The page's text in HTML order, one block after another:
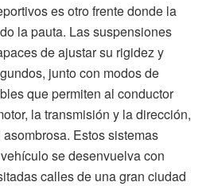
es otro frente donde la
la pauta. Las suspensiones
de ajustar su rigidez y
junto con modos de
que permiten al conductor
la transmisión y la dirección,
Estos sistemas
se desenvuelva con
calles de una gran ciudad